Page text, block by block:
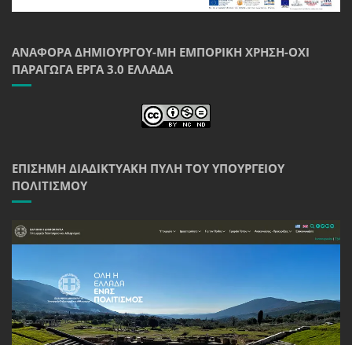
ΑΝΑΦΟΡΆ ΔΗΜΙΟΥΡΓΟΎ-ΜΗ ΕΜΠΟΡΙΚΉ ΧΡΉΣΗ-ΌΧΙ
ΠΑΡΆΓΩΓΑ ΈΡΓΑ 3.0 ΕΛΛΆΔΑ
ΕΠΊΣΗΜΗ ΔΙΑΔΙΚΤΥΑΚΉ ΠΎΛΗ ΤΟΥ ΥΠΟΥΡΓΕΊΟΥ
ΠΟΛΙΤΙΣΜΟΎ